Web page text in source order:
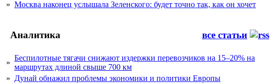
» Москва наконец услышала Зеленского: будет точно так, как он хочет
Аналитика все статьи
»
Беспилотные тягачи снижают издержки перевозчиков на 15–20% на
маршрутах длиной свыше 700 км
» Дунай обнажил проблемы экономики и политики Европы